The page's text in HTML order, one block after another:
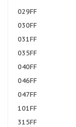
029FF
030FF
031FF
035FF
040FF
046FF
047FF
101FF
315FF